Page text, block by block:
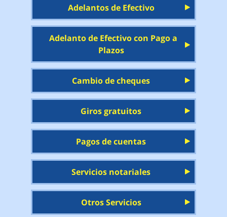
Adelantos de Efectivo
Adelanto de Efectivo con Pago a
Plazos
Cambio de cheques
Giros gratuitos
Pagos de cuentas
Servicios notariales
Otros Servicios